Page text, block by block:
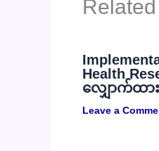
Health
လျှောက်ထာ
Leave a